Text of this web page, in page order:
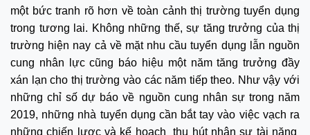
một bức tranh rõ hơn về toàn cảnh thị trường tuyển dụng
trong tương lai. Không những thế, sự tăng trưởng của thị
trường hiện nay cả về mặt nhu cầu tuyển dụng lẫn nguồn
cung nhân lực cũng báo hiệu một năm tăng trưởng đầy
xán lạn cho thị trường vào các năm tiếp theo. Như vậy với
những chỉ số dự báo về nguồn cung nhân sự trong năm
2019, những nhà tuyển dụng cần bắt tay vào việc vạch ra
những chiến lược và kế hoạch thu hút nhân sự tài năng